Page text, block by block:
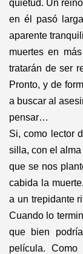
quietud. Un
en él pasó
aparente
muertes en
tratarán de ser
Pronto, y de
a buscar al
pensar…
Si, como lector
silla, con el
que se nos
cabida la
a un trepidante
Cuando lo
que bien
película.